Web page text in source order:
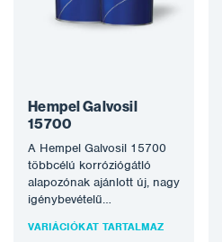
Hempel Galvosil
15700
A Hempel Galvosil 15700
többcélú korróziógátló
alapozónak ajánlott új, nagy
igénybevételű
karbantartási célokra.
VARIÁCIÓKAT TARTALMAZ